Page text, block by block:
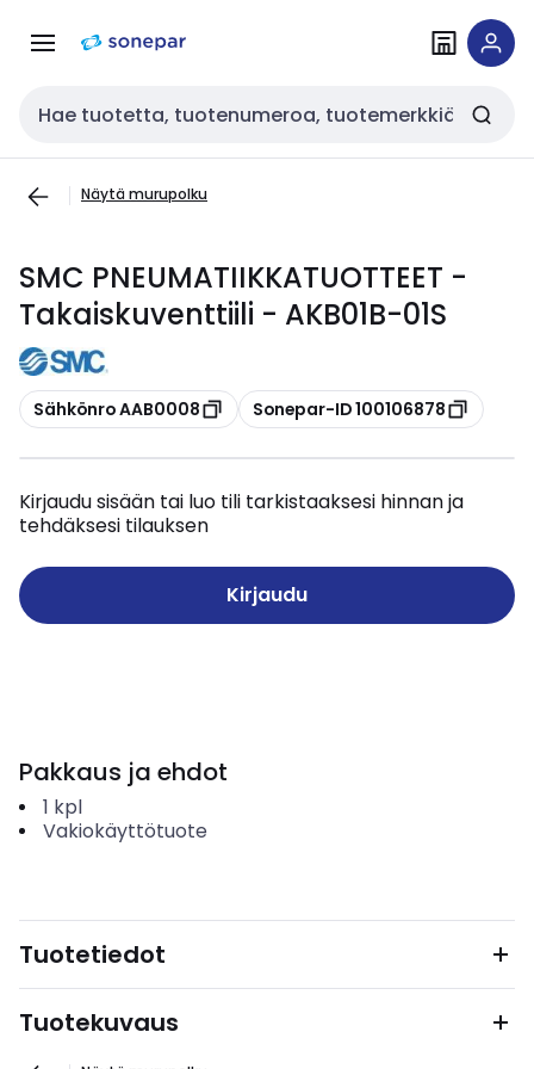
navigointiinsisältöön
Haku
Näytä murupolku
SMC PNEUMATIIKKATUOTTEET -
Takaiskuventtiili - AKB01B-01S
Kopioi
Sähkönro AAB0008 Kopioi
Sonepar-ID 100106878
Kirjaudu sisään tai luo tili tarkistaaksesi hinnan ja
tehdäksesi tilauksen
Kirjaudu
Pakkaus ja ehdot
1 kpl
Vakiokäyttötuote
Tuotetiedot
Tuotekuvaus